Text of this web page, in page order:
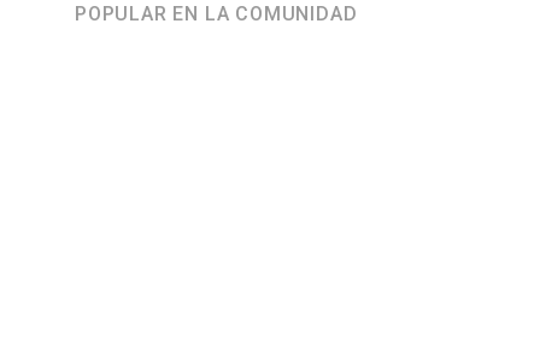
POPULAR EN LA COMUNIDAD